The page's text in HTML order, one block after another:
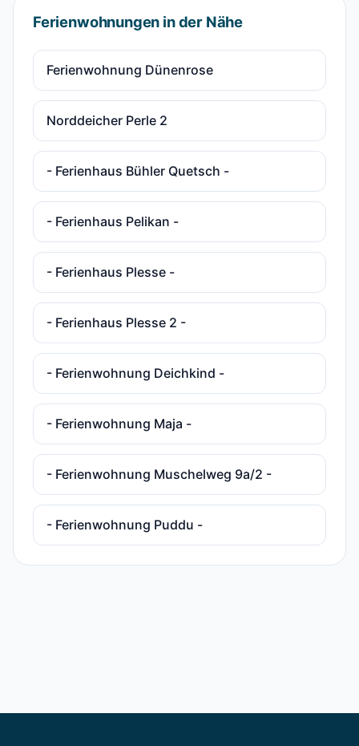
Ferienwohnungen in der Nähe
Ferienwohnung Dünenrose
Norddeicher Perle 2
- Ferienhaus Bühler Quetsch -
- Ferienhaus Pelikan -
- Ferienhaus Plesse -
- Ferienhaus Plesse 2 -
- Ferienwohnung Deichkind -
- Ferienwohnung Maja -
- Ferienwohnung Muschelweg 9a/2 -
- Ferienwohnung Puddu -